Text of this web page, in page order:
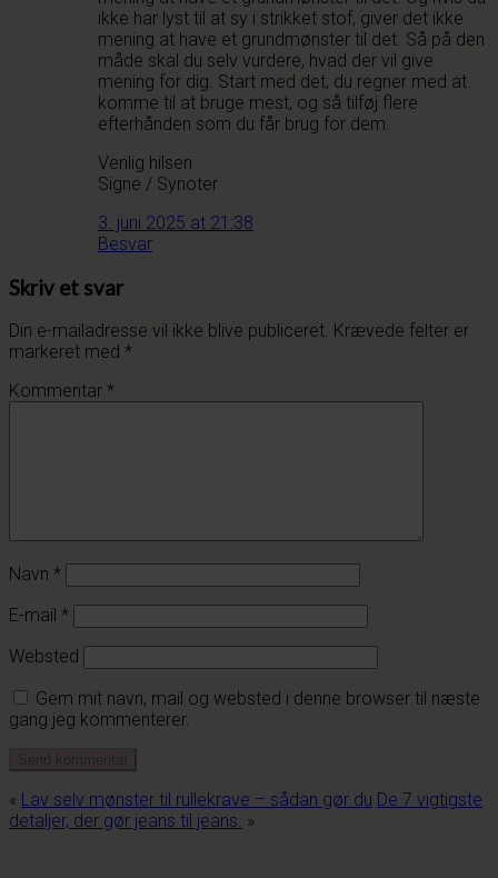
ikke har lyst til at sy i strikket stof, giver det ikke
mening at have et grundmønster til det. Så på den
måde skal du selv vurdere, hvad der vil give
mening for dig. Start med det, du regner med at
komme til at bruge mest, og så tilføj flere
efterhånden som du får brug for dem.
Venlig hilsen
Signe / Synoter
3. juni 2025 at 21:38
Besvar
Skriv et svar
Din e-mailadresse vil ikke blive publiceret. Krævede felter er
markeret med *
Kommentar *
Navn *
E-mail *
Websted
Gem mit navn, mail og websted i denne browser til næste
gang jeg kommenterer.
« Lav selv mønster til rullekrave – sådan gør du De 7 vigtigste
detaljer, der gør jeans til jeans. »